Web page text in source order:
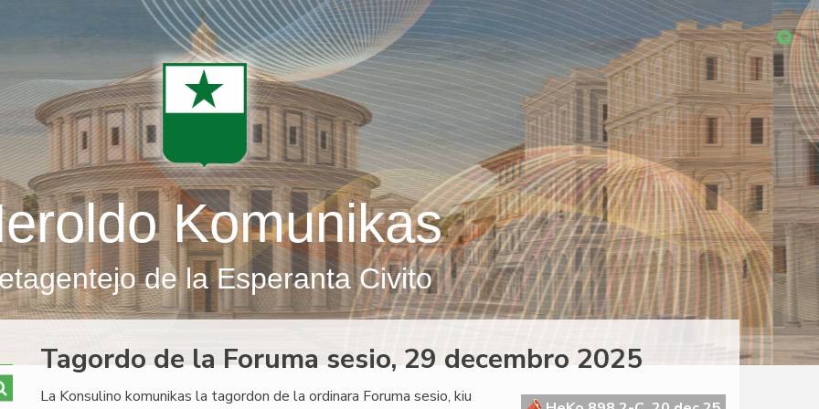
Komunikas
de la Esperanta Civito
Tagordo de la Foruma sesio, 29 decembro 2025
La Konsulino komunikas la tagordon de la ordinara Foruma sesio, kiu